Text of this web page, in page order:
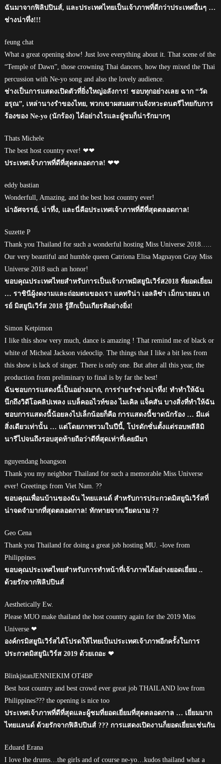
ฉันมาจากฟิลิปปินส์, และประเทศไทยเป็นเจ้าภาพที่ดีกว่าประเทศอื่นๆ …
ช่างน่าทึ่ง!!!
feung chat
What a great opening show! Just love everything about it. That scene of the
“Temple of Dawn”, those crowning Thai dancers, how they mixed the Thai
percussion with Ne-yo song and also the lovely audience.
ช่างเป็นการแสดงเปิดตัวที่ยิ่งใหญ่อลังการ! ชอบทุกอย่างเลย ฉาก “วัด
อรุณ”, เหล่านางรำของไทย, พวกเขาผสมผสานจังหวะดนตรีไทยกับการ
ร้องของ Ne-yo (นักร้อง) ได้อย่างไรและผู้ชมก็น่ารักมากๆ
Thats Michele
The best host country ever! ❤❤
ประเทศเจ้าภาพที่ดีที่สุดตลอดกาล! ❤❤
eddy bastian
Wonderfull, Amazing, and the best host country ever!
น่าอัศจรรย์, น่าทึ่ง, และนี่คือประเทศเจ้าภาพที่ดีที่สุดตลอดกาล!
Suzette P
Thank you Thailand for such a wonderful hosting Miss Universe 2018…..
Our very beautiful and humble queen Catriona Elisa Magnayon Gray Miss
Universe 2018 such an honor!
ขอบคุณประเทศไทยสำหรับการเป็นเจ้าภาพมิสยูนิเวิร์ส2018 ที่ยอดเยี่ยม
… ราชินีผู้งดงามและถ่อมตนของเรา แคทริน่า เอลลิซ่า เม็กนายอน เก
รย์ มิสยูนิเวิร์ส 2018 รู้สึกเป็นเกียรติอย่างยิ่ง!
Simon Ketpimon
I like this show very much, dance is amazing ! That remind me of black or
white of Micheal Jackson videoclip. The things that I like a bit less from
this show is lack of singer. There is only one. But after all this year, the
production from preliminary to final is by far the best!
ฉันชอบการแสดงนี้เป็นอย่างมาก, การร่ายรำช่างน่าทึ่ง! ทำทำให้ฉัน
นึกถึงวิดีโอคลิปเพลง แบล็คออไวท์ของ ไมเคิล แจ็คสัน บางสิ่งที่ทำให้ฉัน
ชอบการแสดงนี้น้อยลงไปเล็กน้อยก็คือ การแสดงนี้ขาดนักร้อง … มีแค่
สิ่งเดียวเท่านั้น … แต่โดยภาพรวมในปีนี้, โปรดักชั่นตั้งแต่รอบพลีลิมิ
นารีไปจนถึงรอบสุดท้ายถือว่าดีที่สุดเท่าที่เคยมีมา
nguyendang hoangson
Thank you my neighbor Thailand for such a memorable Miss Universe
ever! Greetings from Viet Nam. ??
ขอบคุณเพื่อนบ้านของฉัน ไทยแลนด์ สำหรับการประกวดมิสยูนิเวิร์สที่
น่าจดจำมากที่สุดตลอดกาล! ทักทายจากเวียดนาม ??
Geo Cena
Thank you Thailand for doing a great job hosting MU. -love from
Philippines
ขอบคุณประเทศไทยสำหรับการทำหน้าที่เจ้าภาพได้อย่างยอดเยี่ยม ..
ด้วยรักจากฟิลิปปินส์
Aesthetically Ew.
Please MUO make thailand the host country again for the 2019 Miss
Universe ❤
องค์กรมิสยูนิเวิร์สได้โปรดให้ไทยเป็นประเทศเจ้าภาพอีกครั้งในการ
ประกวดมิสยูนิเวิร์ส 2019 ด้วยเถอะ ❤
BlinkjstanJENNIEKIM OT4BP
Best host country and best crowd ever great job THAILAND love from
Philippines??? the opening is nice too
ประเทศเจ้าภาพที่ดีที่สุดและผู้ชมที่ยอดเยี่ยมที่สุดตลอดกาล … เยี่ยมมาก
ไทยแลนด์ ด้วยรักจากฟิลิปปินส์ ??? การแสดงเปิดงานก็ยอดเยี่ยมเช่นกัน
Eduard Erana
I love the drums…the girls and of course ne-yo…kudos thailand what a